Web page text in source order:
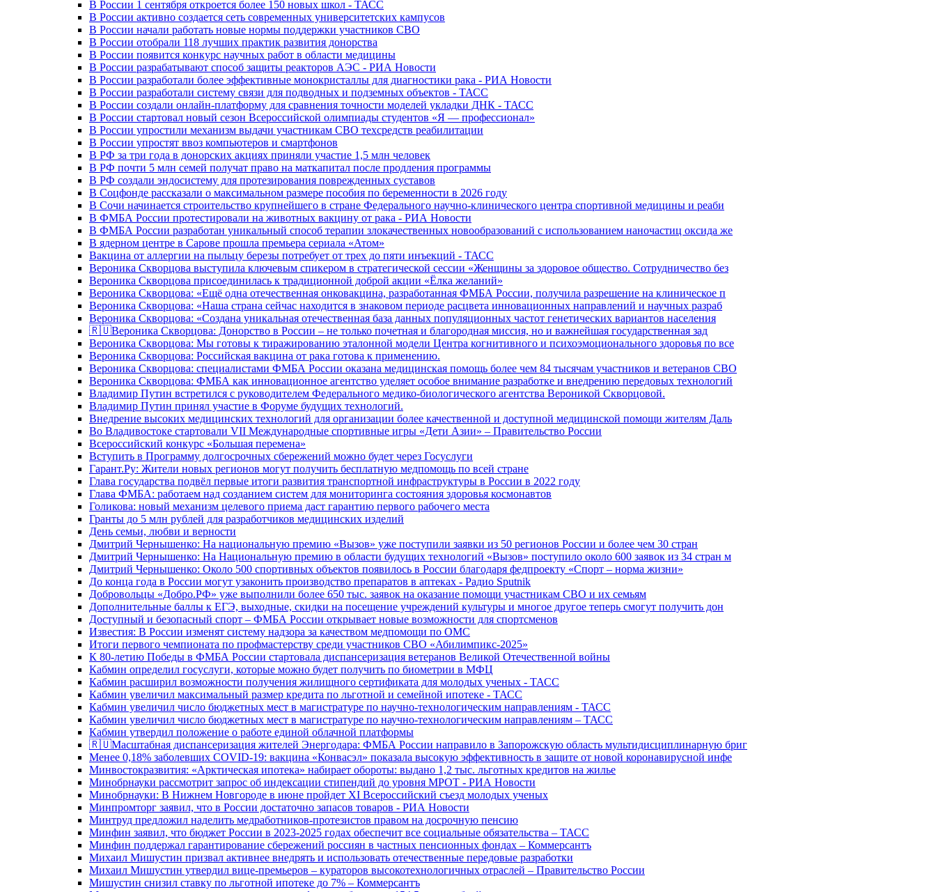
В России 1 сентября откроется более 150 новых школ - ТАСС
В России активно создается сеть современных университетских кампусов
В России начали работать новые нормы поддержки участников СВО
В России отобрали 118 лучших практик развития донорства
В России появится конкурс научных работ в области медицины
В России разрабатывают способ защиты реакторов АЭС - РИА Новости
В России разработали более эффективные монокристаллы для диагностики рака - РИА Новости
В России разработали систему связи для подводных и подземных объектов - ТАСС
В России создали онлайн-платформу для сравнения точности моделей укладки ДНК - ТАСС
В России стартовал новый сезон Всероссийской олимпиады студентов «Я — профессионал»
В России упростили механизм выдачи участникам СВО техсредств реабилитации
В России упростят ввоз компьютеров и смартфонов
В РФ за три года в донорских акциях приняли участие 1,5 млн человек
В РФ почти 5 млн семей получат право на маткапитал после продления программы
В РФ создали эндосистему для протезирования поврежденных суставов
В Соцфонде рассказали о максимальном размере пособия по беременности в 2026 году
В Сочи начинается строительство крупнейшего в стране Федерального научно-клинического центра спортивной медицины и реаби
В ФМБА России протестировали на животных вакцину от рака - РИА Новости
В ФМБА России разработан уникальный способ терапии злокачественных новообразований с использованием наночастиц оксида же
В ядерном центре в Сарове прошла премьера сериала «Атом»
Вакцина от аллергии на пыльцу березы потребует от трех до пяти инъекций - ТАСС
Вероника Скворцова выступила ключевым спикером в стратегической сессии «Женщины за здоровое общество. Сотрудничество без
Вероника Скворцова присоединилась к традиционной доброй акции «Ёлка желаний»
Вероника Скворцова: «Ещё одна отечественная онковакцина, разработанная ФМБА России, получила разрешение на клиническое п
Вероника Скворцова: «Наша страна сейчас находится в знаковом периоде расцвета инновационных направлений и научных разраб
Вероника Скворцова: «Создана уникальная отечественная база данных популяционных частот генетических вариантов населения
🇷🇺Вероника Скворцова: Донорство в России – не только почетная и благородная миссия, но и важнейшая государственная зад
Вероника Скворцова: Мы готовы к тиражированию эталонной модели Центра когнитивного и психоэмоционального здоровья по все
Вероника Скворцова: Российская вакцина от рака готова к применению.
Вероника Скворцова: специалистами ФМБА России оказана медицинская помощь более чем 84 тысячам участников и ветеранов СВО
Вероника Скворцова: ФМБА как инновационное агентство уделяет особое внимание разработке и внедрению передовых технологий
Владимир Путин встретился с руководителем Федерального медико-биологического агентства Вероникой Скворцовой.
Владимир Путин принял участие в Форуме будущих технологий.
Внедрение высоких медицинских технологий для организации более качественной и доступной медицинской помощи жителям Даль
Во Владивостоке стартовали VII Международные спортивные игры «Дети Азии» – Правительство России
Всероссийский конкурс «Большая перемена»
Вступить в Программу долгосрочных сбережений можно будет через Госуслуги
Гарант.Ру: Жители новых регионов могут получить бесплатную медпомощь по всей стране
Глава государства подвёл первые итоги развития транспортной инфраструктуры в России в 2022 году
Глава ФМБА: работаем над созданием систем для мониторинга состояния здоровья космонавтов
Голикова: новый механизм целевого приема даст гарантию первого рабочего места
Гранты до 5 млн рублей для разработчиков медицинских изделий
День семьи, любви и верности
Дмитрий Чернышенко: На национальную премию «Вызов» уже поступили заявки из 50 регионов России и более чем 30 стран
Дмитрий Чернышенко: На Национальную премию в области будущих технологий «Вызов» поступило около 600 заявок из 34 стран м
Дмитрий Чернышенко: Около 500 спортивных объектов появилось в России благодаря федпроекту «Спорт – норма жизни»
До конца года в России могут узаконить производство препаратов в аптеках - Радио Sputnik
Добровольцы «Добро.РФ» уже выполнили более 650 тыс. заявок на оказание помощи участникам СВО и их семьям
Дополнительные баллы к ЕГЭ, выходные, скидки на посещение учреждений культуры и многое другое теперь смогут получить дон
Доступный и безопасный спорт – ФМБА России открывает новые возможности для спортсменов
Известия: В России изменят систему надзора за качеством медпомощи по ОМС
Итоги первого чемпионата по профмастерству среди участников СВО «Абилимпикс-2025»
К 80-летию Победы в ФМБА России стартовала диспансеризация ветеранов Великой Отечественной войны
Кабмин определил госуслуги, которые можно будет получить по биометрии в МФЦ
Кабмин расширил возможности получения жилищного сертификата для молодых ученых - ТАСС
Кабмин увеличил максимальный размер кредита по льготной и семейной ипотеке - ТАСС
Кабмин увеличил число бюджетных мест в магистратуре по научно-технологическим направлениям - ТАСС
Кабмин увеличил число бюджетных мест в магистратуре по научно-технологическим направлениям – ТАСС
Кабмин утвердил положение о работе единой облачной платформы
🇷🇺Масштабная диспансеризация жителей Энергодара: ФМБА России направило в Запорожскую область мультидисциплинарную бриг
Менее 0,18% заболевших COVID-19: вакцина «Конвасэл» показала высокую эффективность в защите от новой коронавирусной инфе
Минвостокразвития: «Арктическая ипотека» набирает обороты: выдано 1,2 тыс. льготных кредитов на жилье
Минобрнауки рассмотрит запрос об индексации стипендий до уровня МРОТ - РИА Новости
Минобрнауки: В Нижнем Новгороде в июне пройдет XI Всероссийский съезд молодых ученых
Минпромторг заявил, что в России достаточно запасов товаров - РИА Новости
Минтруд предложил наделить медработников-протезистов правом на досрочную пенсию
Минфин заявил, что бюджет России в 2023-2025 годах обеспечит все социальные обязательства – ТАСС
Минфин поддержал гарантирование сбережений россиян в частных пенсионных фондах – Коммерсантъ
Михаил Мишустин призвал активнее внедрять и использовать отечественные передовые разработки
Михаил Мишустин утвердил вице-премьеров – кураторов высокотехнологичных отраслей – Правительство России
Мишустин снизил ставку по льготной ипотеке до 7% – Коммерсантъ